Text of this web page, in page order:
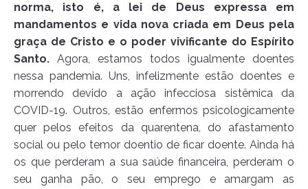
norma, isto é, a lei de Deus expressa em
mandamentos e vida nova criada em Deus pela
graça de Cristo e o poder vivificante do Espírito
Santo. Agora, estamos todos igualmente doentes
nessa pandemia. Uns, infelizmente estão doentes e
morrendo devido a ação infecciosa sistêmica da
COVID-19. Outros, estão enfermos psicologicamente
quer pelos efeitos da quarentena, do afastamento
social ou pelo temor doentio de ficar doente. Ainda há
os que perderam a sua saúde financeira, perderam o
seu ganha pão, o seu emprego e amargam as